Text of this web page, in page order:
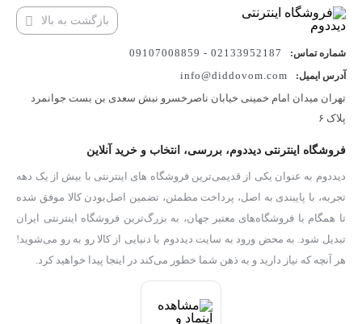
بازگشت به بالا
شماره تماس: 02133952187 - 09107008859
آدرس ایمیل:
info@diddovom.com
تهران میدان امام خمینی خیابان ناصرخسرو نبش سعدی بن بست جوانمرد
پلاک ۶
فروشگاه اینترنتی دیددوم، بررسی، انتخاب و خرید آنلاین
دیددوم به عنوان یکی از قدیمی‌ترین فروشگاه های اینترنتی با بیش از یک دهه
تجربه، با پایبندی به اصل، پرداخت مطمئن، تضمین اصل‌بودن کالا موفق شده
تا همگام با فروشگاه‌های معتبر جهان، به بزرگ‌ترین فروشگاه اینترنتی ایران
تبدیل شود. به محض ورود به سایت دیددوم با دنیایی از کالا رو به رو می‌شوید!
هر آنچه که نیاز دارید و به ذهن شما خطور می‌کند در اینجا پیدا خواهید کرد.